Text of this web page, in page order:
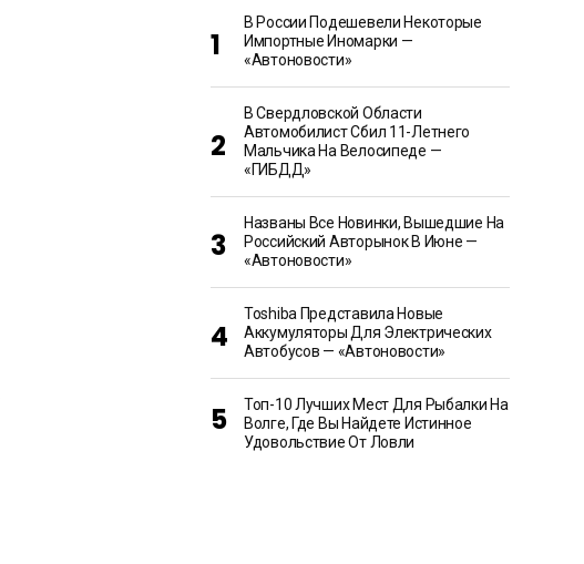
В России Подешевели Некоторые
Импортные Иномарки —
«Автоновости»
В Свердловской Области
Автомобилист Сбил 11-Летнего
Мальчика На Велосипеде —
«ГИБДД»
Названы Все Новинки, Вышедшие На
Российский Авторынок В Июне —
«Автоновости»
Toshiba Представила Новые
Аккумуляторы Для Электрических
Автобусов — «Автоновости»
Топ-10 Лучших Мест Для Рыбалки На
Волге, Где Вы Найдете Истинное
Удовольствие От Ловли